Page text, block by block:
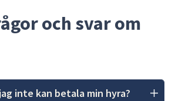
och svar om
inte kan betala min hyra?